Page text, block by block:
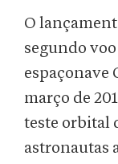
O
segundo
espaçonave
março de
teste orbital
astronautas